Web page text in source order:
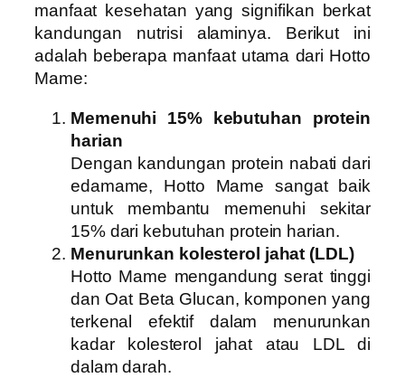
manfaat kesehatan yang signifikan berkat
kandungan nutrisi alaminya. Berikut ini
adalah beberapa manfaat utama dari Hotto
Mame:
Memenuhi 15% kebutuhan protein
harian
Dengan kandungan protein nabati dari
edamame, Hotto Mame sangat baik
untuk membantu memenuhi sekitar
15% dari kebutuhan protein harian.
Menurunkan kolesterol jahat (LDL)
Hotto Mame mengandung serat tinggi
dan Oat Beta Glucan, komponen yang
terkenal efektif dalam menurunkan
kadar kolesterol jahat atau LDL di
dalam darah.